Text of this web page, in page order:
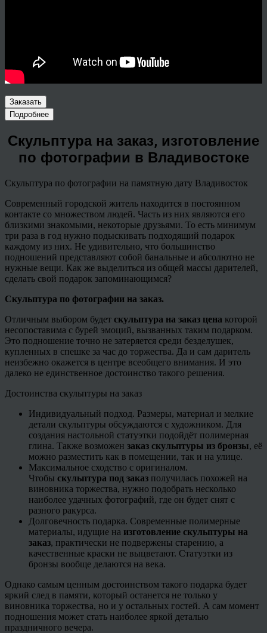
Заказать
Подробнее
Скульптура на заказ, изготовление
по фотографии в Владивостоке
Скульптура по фотографии на памятную дату Владивосток
Современный городской житель находится в постоянном
контакте со множеством людей. Часть из них являются его
близкими знакомыми, некоторые друзьями. То есть минимум
три раза в год нужно подыскивать подходящий подарок
каждому из них. Не удивительно, что большинство
подношений представляют собой банальные и абсолютно не
нужные вещи. Как же выделиться из общей массы дарителей,
сделать свой подарок запоминающимся?
Скульптура по фотографии на заказ.
Отличным выбором будет скульптура на заказ цена которой
несопоставима с бурей эмоций, вызванных таким подарком.
Это подношение точно не затеряется среди безделушек,
купленных в спешке за час до торжества. Да и сам даритель
неизбежно окажется в центре всеобщего внимания. И это
далеко не единственное достоинство такого решения.
Достоинства скульптуры на заказ
Индивидуальный подход. Размеры, материал и мелкие
детали скульптуры обсуждаются с художником. Для
создания настольной статуэтки подойдёт полимерная
глина. Также возможен заказ скульптуры из бронзы, её
можно разместить как в помещении, так и на улице.
Максимальное сходство с оригиналом.
Чтобы скульптура под заказ получилась похожей на
виновника торжества, нужно подобрать несколько
наиболее удачных фотографий, где он будет снят с
разного ракурса.
Долговечность подарка. Современные полимерные
материалы, идущие на изготовление скульптуры на
заказ, практически не подвержены старению, а
качественные краски не выцветают. Статуэтки из
бронзы вообще делаются на века.
Однако самым ценным достоинством такого подарка будет
яркий след в памяти, который останется не только у
виновника торжества, но и у остальных гостей. А сам момент
подношения может стать наиболее яркой деталью
праздничного вечера.